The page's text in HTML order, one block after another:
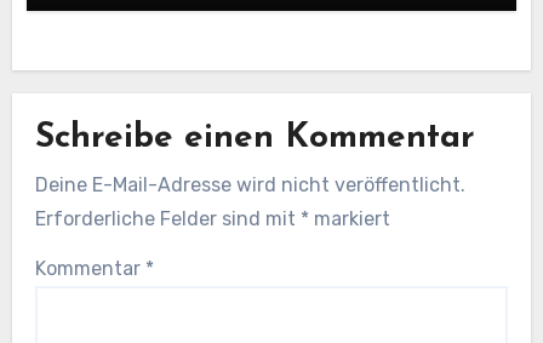
Schreibe einen Kommentar
Deine E-Mail-Adresse wird nicht veröffentlicht.
Erforderliche Felder sind mit * markiert
Kommentar *